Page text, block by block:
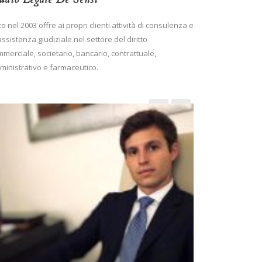
nel 2003 offre ai propri clienti attività di consulenza e
giudiziale nel settore del diritto
societario, bancario, contrattuale,
e farmaceutico.